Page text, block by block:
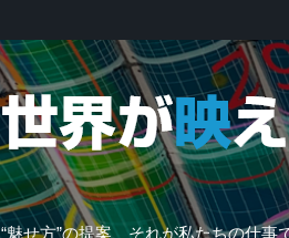
“魅せ方”の提案、それが私たちの仕事